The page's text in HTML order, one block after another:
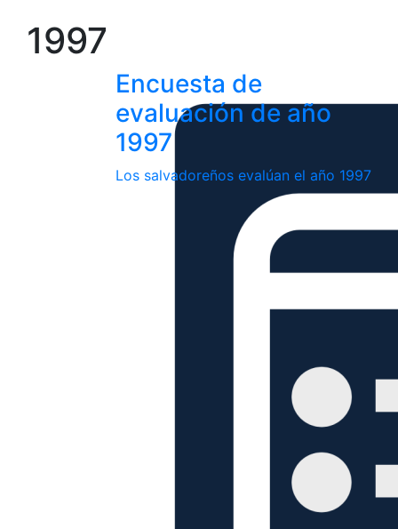
1997
Encuesta de
evaluación de año
1997
Los salvadoreños evalúan el año 1997